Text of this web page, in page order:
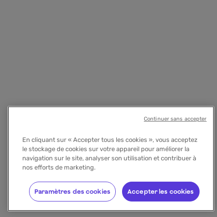
En cliquant sur « Accepter tous les cookies », vous acceptez
le stockage de cookies sur votre appareil pour améliorer la
navigation sur le site, analyser son utilisation et contribuer à
nos efforts de marketing.
Accepter les cookies
Paramètres des cookies
Continuer sans accepter